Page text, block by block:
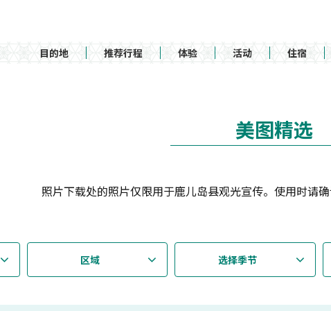
目的地 推荐行程 体验 活动 住宿
美图精选
照片下载处的照片仅限用于鹿儿岛县观光宣传。使用时请
区域 选择季节